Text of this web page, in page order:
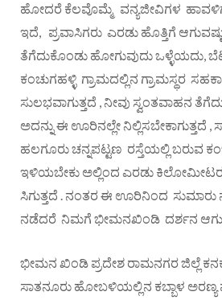
ಹೋದರೆ ಕೆಲವೊಮ್ಮೆ ವನ್ಯಜೀವಿಗಳ ಹಾವಳಿಗೆ
ಇದೆ, ಪ್ರವಾಸಿಗರು ಎರಡು ಹೊತ್ತಿಗೆ
ತೆಗೆದುಕೊಂಡು ಹೋಗುವುದು ಒಳ್ಳೆಯದು,
ಕಂಚುಗಹಳ್ಳಿ ಗ್ರಾಮದಲ್ಲಿನ ಗ್ರಾಮಸ್ಥರ
ಸುಲಭವಾಗುತ್ತದೆ , ನೀವು ಸ್ವಂತವಾಹನ
ಅದನ್ನು ಈ ಊರಿನಲ್ಲೇ ನಿಲ್ಲಿಸಬೇಕಾಗುತ್ತದೆ
ಹಲಗೂರು ಚನ್ನಪಟ್ಟಣ ರಸ್ತೆಯಲ್ಲಿ ಬರುವ
ಇಳಿಯಬೇಕು ಅಲ್ಲಿಂದ ಎರಡು
ಸಿಗುತ್ತದೆ . ನಂತರ ಈ ಊರಿನಿಂದ ಸುಮಾರು
ನಡೆದರೆ ನಿಮಗೆ ಭೀಮನಖಿಂಡಿ ದರ್ಶನ
ಭೀಮನ ಖಿಂಡಿ ಪ್ರದೇಶ ರಾಮನಗರ ಜಿಲ್ಲೆ
ಸಾತನೂರು ಹೋಬಳಿಯಲ್ಲಿನ ಕಬ್ಬಾಳ